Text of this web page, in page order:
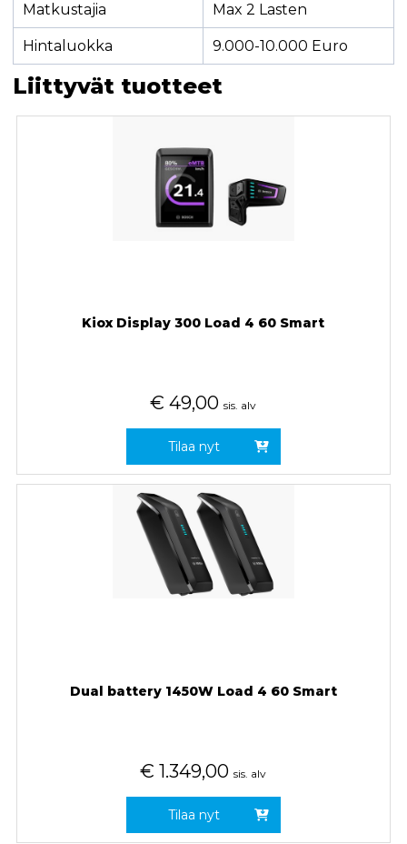
Matkustajia Max 2 Lasten
Hintaluokka 9.000-10.000 Euro
Liittyvät tuotteet
Kiox Display 300 Load 4 60 Smart
€ 49,00 sis. alv
Tilaa nyt
Dual battery 1450W Load 4 60 Smart
€ 1.349,00 sis. alv
Tilaa nyt